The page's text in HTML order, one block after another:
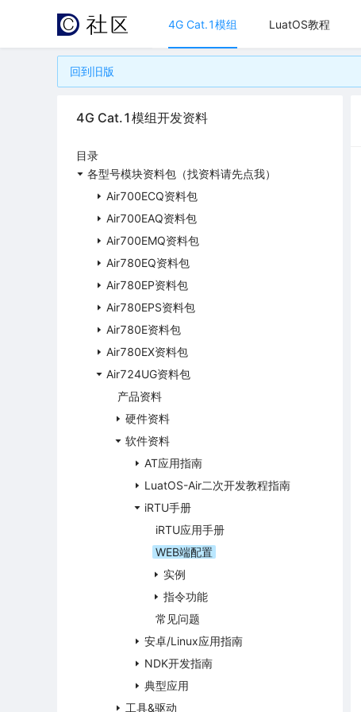
4G Cat.1模组 LuatOS教程
回到旧版
4G Cat.1模组开发资料
目录
各型号模块资料包（找资料请先点我）
Air700ECQ资料包
Air700EAQ资料包
Air700EMQ资料包
Air780EQ资料包
Air780EP资料包
Air780EPS资料包
Air780E资料包
Air780EX资料包
Air724UG资料包
产品资料
硬件资料
软件资料
AT应用指南
LuatOS-Air二次开发教程指南
iRTU手册
iRTU应用手册
WEB端配置
实例
指令功能
常见问题
安卓/Linux应用指南
NDK开发指南
典型应用
工具&驱动